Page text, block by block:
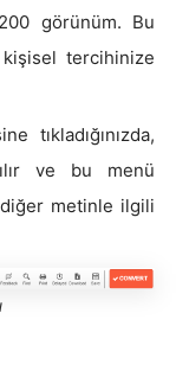
görünüm. Bu
tercihinize
tıkladığınızda,
ve bu menü
metinle ilgili